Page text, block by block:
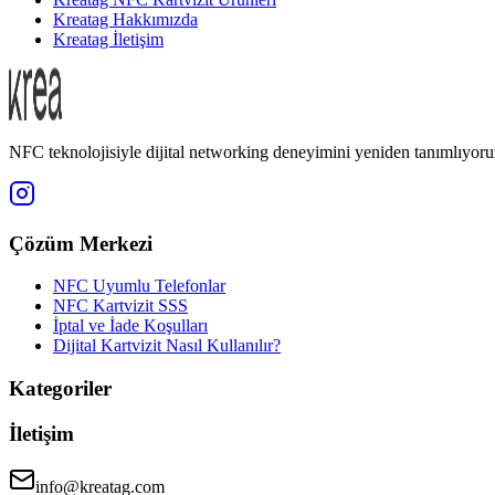
Kreatag Hakkımızda
Kreatag İletişim
NFC teknolojisiyle dijital networking deneyimini yeniden
Çözüm Merkezi
NFC Uyumlu Telefonlar
NFC Kartvizit SSS
İptal ve İade Koşulları
Dijital Kartvizit Nasıl Kullanılır?
Kategoriler
İletişim
info@kreatag.com